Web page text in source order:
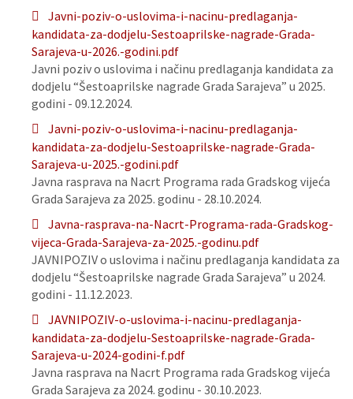
Javni-poziv-o-uslovima-i-nacinu-predlaganja-
kandidata-za-dodjelu-Sestoaprilske-nagrade-Grada-
Sarajeva-u-2026.-godini.pdf
Javni poziv o uslovima i načinu predlaganja kandidata za
dodjelu “Šestoaprilske nagrade Grada Sarajeva” u 2025.
godini - 09.12.2024.
Javni-poziv-o-uslovima-i-nacinu-predlaganja-
kandidata-za-dodjelu-Sestoaprilske-nagrade-Grada-
Sarajeva-u-2025.-godini.pdf
Javna rasprava na Nacrt Programa rada Gradskog vijeća
Grada Sarajeva za 2025. godinu - 28.10.2024.
Javna-rasprava-na-Nacrt-Programa-rada-Gradskog-
vijeca-Grada-Sarajeva-za-2025.-godinu.pdf
JAVNIPOZIV o uslovima i načinu predlaganja kandidata za
dodjelu “Šestoaprilske nagrade Grada Sarajeva” u 2024.
godini - 11.12.2023.
JAVNIPOZIV-o-uslovima-i-nacinu-predlaganja-
kandidata-za-dodjelu-Sestoaprilske-nagrade-Grada-
Sarajeva-u-2024-godini-f.pdf
Javna rasprava na Nacrt Programa rada Gradskog vijeća
Grada Sarajeva za 2024. godinu - 30.10.2023.